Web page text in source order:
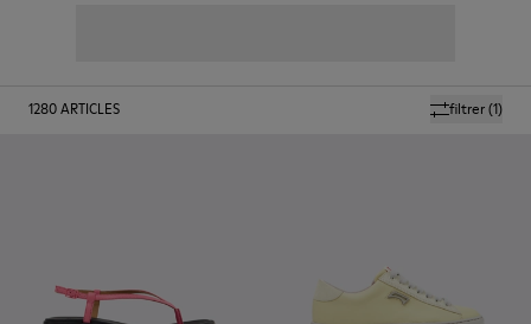
filtrer(1)
1280ARTICLES